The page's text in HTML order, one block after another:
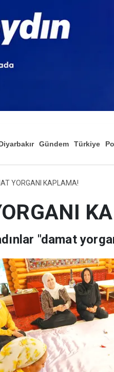
Gündem Türkiye
YORGANI KAPLAMA!
"damat